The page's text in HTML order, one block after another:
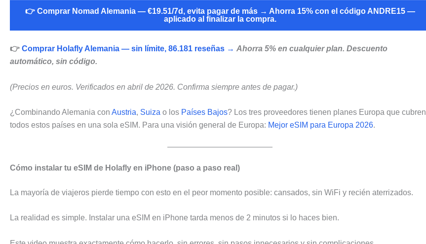
👉 Comprar Nomad Alemania — €19.51/7d, evita pagar de más → Ahorra 15% con el código ANDRE15 —
aplicado al finalizar la compra.
👉 Comprar Holafly Alemania — sin límite, 86.181 reseñas → Ahorra 5% en cualquier plan. Descuento
automático, sin código.
(Precios en euros. Verificados en abril de 2026. Confirma siempre antes de pagar.)
¿Combinando Alemania con Austria, Suiza o los Países Bajos? Los tres proveedores tienen planes Europa que cubren
todos estos países en una sola eSIM. Para una visión general de Europa: Mejor eSIM para Europa 2026.
Cómo instalar tu eSIM de Holafly en iPhone (paso a paso real)
La mayoría de viajeros pierde tiempo con esto en el peor momento posible: cansados, sin WiFi y recién aterrizados.
La realidad es simple. Instalar una eSIM en iPhone tarda menos de 2 minutos si lo haces bien.